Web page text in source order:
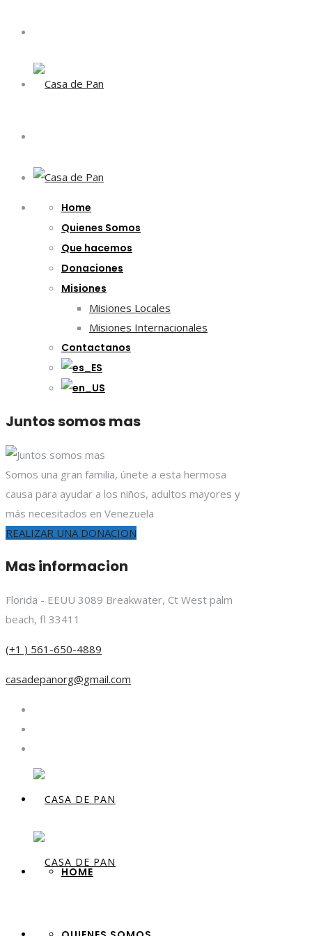
Home
Quienes Somos
Que hacemos
Donaciones
Misiones
Misiones Locales
Misiones Internacionales
Contactanos
Juntos somos mas
Somos una gran familia, únete a esta hermosa
causa para ayudar a los niños, adultos mayores y
más necesitados en Venezuela
REALIZAR UNA DONACION
Mas informacion
Florida - EEUU 3089 Breakwater, Ct West palm
beach, fl 33411
(+1 ) 561-650-4889
casadepanorg@gmail.com
HOME